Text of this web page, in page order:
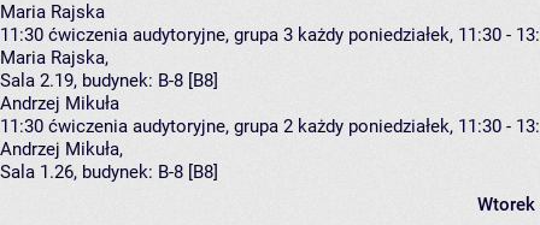
Maria Rajska
11:30 ćwiczenia audytoryjne, grupa 3 każdy poniedziałek, 11:30 -
Maria Rajska,
Sala 2.19, budynek: B-8 [B8]
Andrzej Mikuła
11:30 ćwiczenia audytoryjne, grupa 2 każdy poniedziałek, 11:30 -
Andrzej Mikuła,
Sala 1.26, budynek: B-8 [B8]
Wtorek